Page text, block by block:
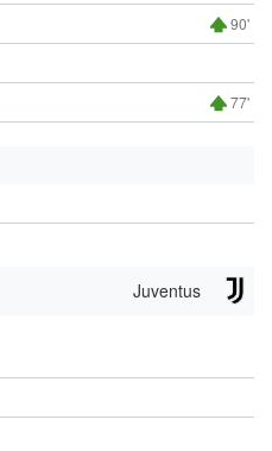
90'
77'
Juventus